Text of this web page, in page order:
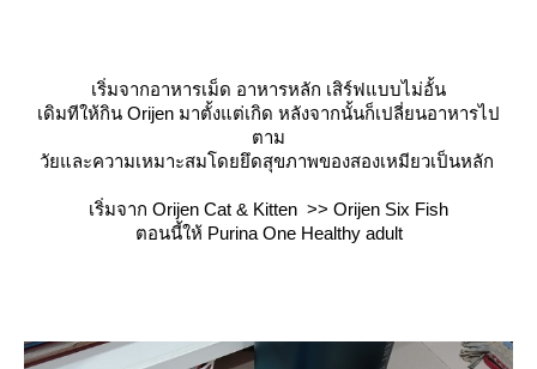
เริ่มจากอาหารเม็ด อาหารหลัก เสิร์ฟแบบไม่อั้น
เดิมทีให้กิน Orijen มาตั้งแต่เกิด หลังจากนั้นก็เปลี่ยนอาหารไป
ตาม
วัยและความเหมาะสมโดยยึดสุขภาพของสองเหมียวเป็นหลัก
เริ่มจาก Orijen Cat & Kitten >> Orijen Six Fish
ตอนนี้ให้ Purina One Healthy adult